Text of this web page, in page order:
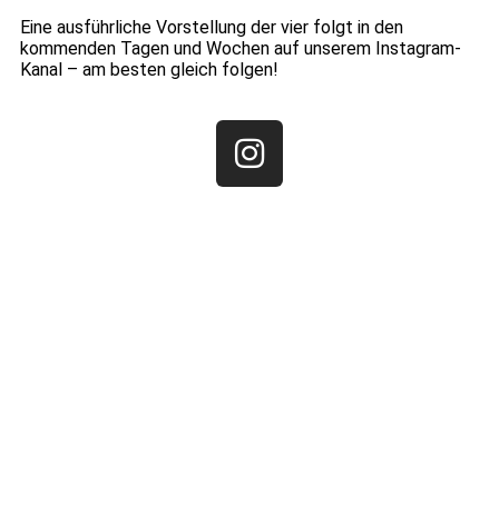
Eine ausführliche Vorstellung der vier folgt in den
kommenden Tagen und Wochen auf unserem Instagram-
Kanal – am besten gleich folgen!